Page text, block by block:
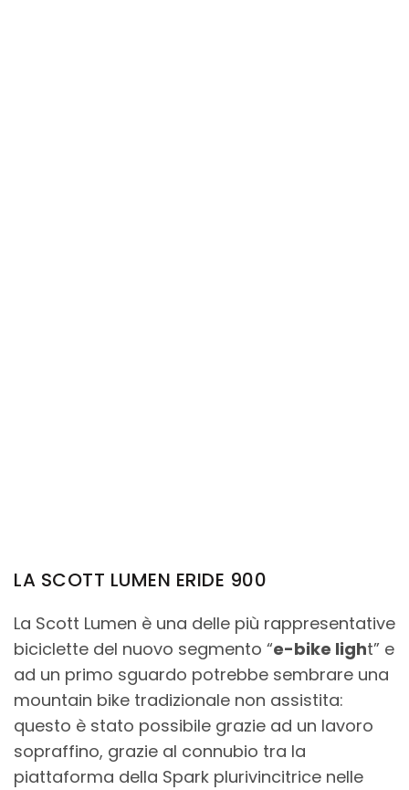
LA SCOTT LUMEN ERIDE 900
La Scott Lumen è una delle più rappresentative
biciclette del nuovo segmento “e-bike light” e
ad un primo sguardo potrebbe sembrare una
mountain bike tradizionale non assistita:
questo è stato possibile grazie ad un lavoro
sopraffino, grazie al connubio tra la
piattaforma della Spark plurivincitrice nelle